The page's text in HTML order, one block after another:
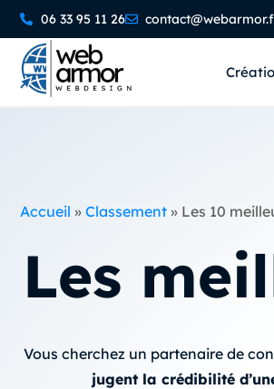
06 33 95 11 26
Accueil » Classement » Les 10
Les
Vous cherchez un partenaire de
jugent la crédibilité